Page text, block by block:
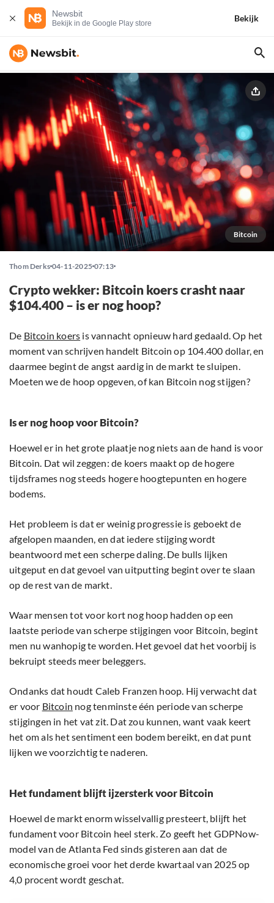
Newsbit
Bekijk in de Google Play store
Bekijk
Bitcoin
Thom Derks 04-11-2025 07:13
Crypto wekker: Bitcoin koers crasht naar
$104.400 – is er nog hoop?
De Bitcoin koers is vannacht opnieuw hard gedaald. Op het
moment van schrijven handelt Bitcoin op 104.400 dollar, en
daarmee begint de angst aardig in de markt te sluipen.
Moeten we de hoop opgeven, of kan Bitcoin nog stijgen?
Is er nog hoop voor Bitcoin?
Hoewel er in het grote plaatje nog niets aan de hand is voor
Bitcoin. Dat wil zeggen: de koers maakt op de hogere
tijdsframes nog steeds hogere hoogtepunten en hogere
bodems.
Het probleem is dat er weinig progressie is geboekt de
afgelopen maanden, en dat iedere stijging wordt
beantwoord met een scherpe daling. De bulls lijken
uitgeput en dat gevoel van uitputting begint over te slaan
op de rest van de markt.
Waar mensen tot voor kort nog hoop hadden op een
laatste periode van scherpe stijgingen voor Bitcoin, begint
men nu wanhopig te worden. Het gevoel dat het voorbij is
bekruipt steeds meer beleggers.
Ondanks dat houdt Caleb Franzen hoop. Hij verwacht dat
er voor Bitcoin nog tenminste één periode van scherpe
stijgingen in het vat zit. Dat zou kunnen, want vaak keert
het om als het sentiment een bodem bereikt, en dat punt
lijken we voorzichtig te naderen.
Het fundament blijft ijzersterk voor Bitcoin
Hoewel de markt enorm wisselvallig presteert, blijft het
fundament voor Bitcoin heel sterk. Zo geeft het GDPNow-
model van de Atlanta Fed sinds gisteren aan dat de
economische groei voor het derde kwartaal van 2025 op
4,0 procent wordt geschat.